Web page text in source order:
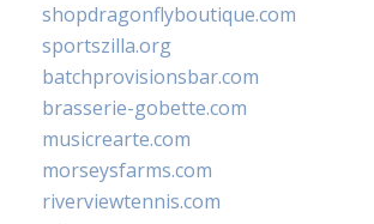
shopdragonflyboutique.com
sportszilla.org
batchprovisionsbar.com
brasserie-gobette.com
musicrearte.com
morseysfarms.com
riverviewtennis.com